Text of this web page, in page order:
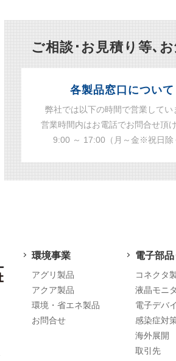
ご相談･お見積り等､
各製品窓口について
弊社では以下の時間で営業してい
営業時間内はお電話でお問合せ頂け
9:00 ～ 17:00（月～金※祝日除
環境事業
アグリ製品
アクア製品
環境・省エネ製品
お問合せ
電子部
コネクタ
液晶モニ
電子デバ
感染症対
海外展開
取引先